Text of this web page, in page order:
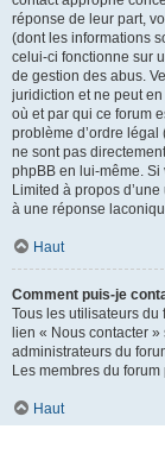
réponse de leur part,
(dont les informations
celui-ci fonctionne sur
de gestion des abus.
juridiction et ne peut
où et par qui ce forum
problème d’ordre
ne sont pas
phpBB en lui-même.
Limited à propos
à une réponse
Haut
Comment puis-je
Tous les utilisateurs
lien « Nous contacter
administrateurs du
Les membres du
Haut